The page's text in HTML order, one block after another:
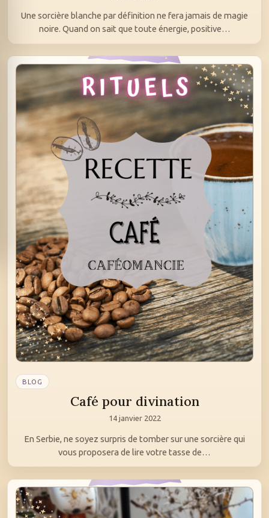
Une sorcière blanche par définition ne fera jamais de magie
noire. Quand on sait que toute énergie, positive…
BLOG
Café pour divination
14 janvier 2022
En Serbie, ne soyez surpris de tomber sur une sorcière qui
vous proposera de lire votre tasse de…